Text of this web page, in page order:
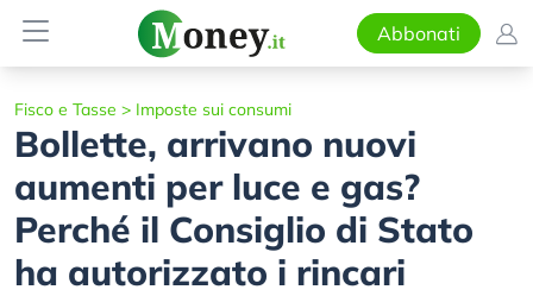
Abbonati
Fisco e Tasse > Imposte sui consumi
Bollette, arrivano nuovi
aumenti per luce e gas?
Perché il Consiglio di Stato
ha autorizzato i rincari